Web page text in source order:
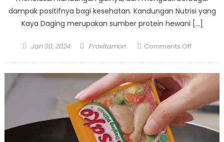
dampak positifnya bagi kesehatan. Kandungan Nutrisi yang
Kaya Daging merupakan sumber protein hewani […]
Posted
Jan 30, 2024 Author
Provitamon Comments Offon
dan
Dampak
Positifnya
bagi
Tubuh